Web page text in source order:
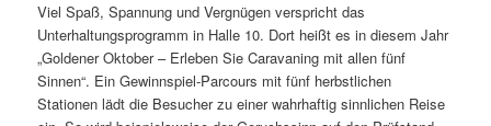
Viel Spaß, Spannung und Vergnügen verspricht das
Unterhaltungsprogramm in Halle 10. Dort heißt es in diesem Jahr
„Goldener Oktober – Erleben Sie Caravaning mit allen fünf
Sinnen“. Ein Gewinnspiel-Parcours mit fünf herbstlichen
Stationen lädt die Besucher zu einer wahrhaftig sinnlichen Reise